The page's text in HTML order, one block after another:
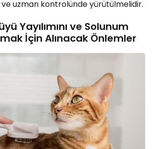
uzman kontrolünde yürütülmelidir.
Yayılımını ve Solunum
İçin Alınacak Önlemler